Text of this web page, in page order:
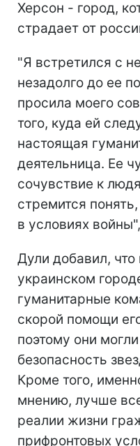
Херсон - город,
страдает от
"Я встретился с
незадолго до ее
просила моего
того, куда ей
настоящая
деятельница. Ее
сочувствие к
стремится
в условиях
Дули добавил,
украинском
гуманитарные
скорой помощи
поэтому они
безопасность
Кроме того,
мнению, лучше
реалии жизни
прифронтовых